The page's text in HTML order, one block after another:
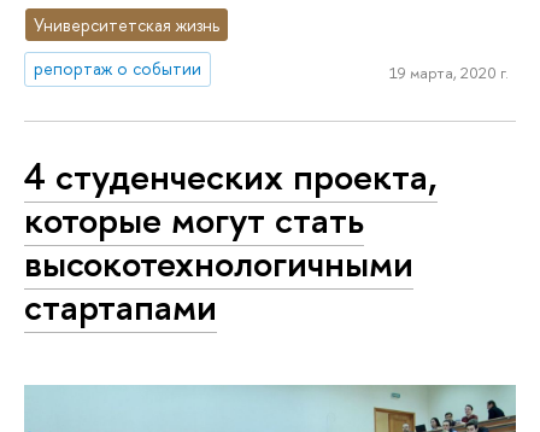
Университетская жизнь
репортаж о событии
19 марта, 2020 г.
4 студенческих проекта,
которые могут стать
высокотехнологичными
стартапами